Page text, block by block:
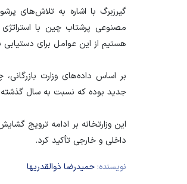
گیرزبرگ با اشاره به تلاش‌های
مصنوعی پرشتاب چین با
هستیم از این عوامل برای
جدید بوده که نسبت به سال گذشته ۱۴.۲ درصد افزایش یافته است.
این وزارتخانه بر ادامه ترویج
داخلی و خارجی تأکید کرد.
نویسنده: حمیدرضا ذوالقدریها